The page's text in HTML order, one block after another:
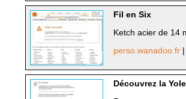
Fil en Six
Ketch acier de 14
perso.wanadoo.fr
Découvrez la